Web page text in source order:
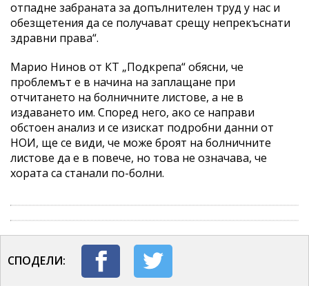
отпадне забраната за допълнителен труд у нас и
обезщетения да се получават срещу непрекъснати
здравни права“.
Марио Нинов от КТ „Подкрепа“ обясни, че
проблемът е в начина на заплащане при
отчитането на болничните листове, а не в
издаването им. Според него, ако се направи
обстоен анализ и се изискат подробни данни от
НОИ, ще се види, че може броят на болничните
листове да е в повече, но това не означава, че
хората са станали по-болни.
СПОДЕЛИ: